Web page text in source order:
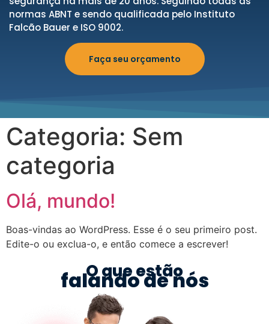
normas ABNT e sendo qualificada pelo Instituto
Falcão Bauer e ISO 9002.
Faça seu orçamento
Categoria: Sem
categoria
Olá, mundo!
Boas-vindas ao WordPress. Esse é o seu primeiro post.
Edite-o ou exclua-o, e então comece a escrever!
O que estão
falando de nós